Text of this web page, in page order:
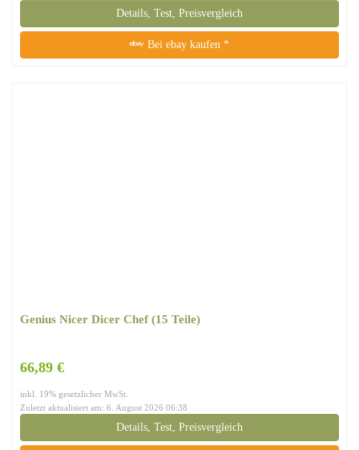
Details, Test, Preisvergleich
Bei ebay kaufen *
Genius Nicer Dicer Chef (15 Teile)
66,89 €
inkl. 19% gesetzlicher MwSt.
Zuletzt aktualisiert am: 6. August 2026 06:38
Details, Test, Preisvergleich